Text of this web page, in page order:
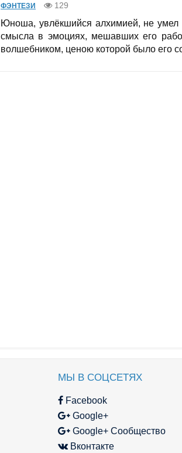
ФЭНТЕЗИ 129
Юноша, увлёкшийся алхимией, не умел
смысла в эмоциях, мешавших его
волшебником, ценою которой было его
МЫ В СОЦСЕТЯХ
Facebook
Google+
Google+ Сообщество
Вконтакте